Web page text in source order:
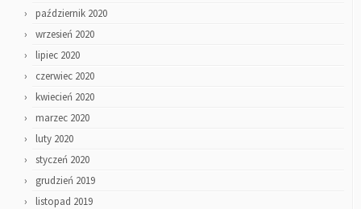
październik 2020
wrzesień 2020
lipiec 2020
czerwiec 2020
kwiecień 2020
marzec 2020
luty 2020
styczeń 2020
grudzień 2019
listopad 2019